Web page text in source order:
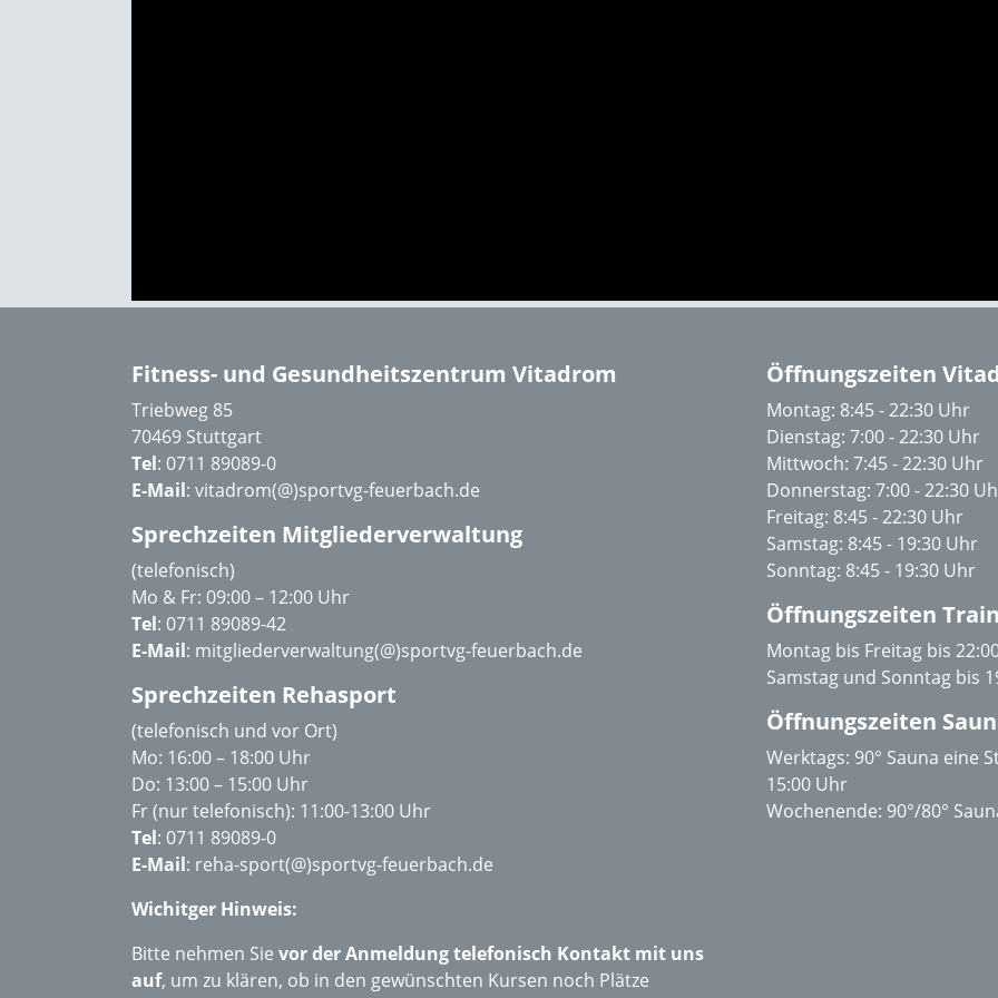
Fitness- und Gesundheitszentrum Vitadrom
Triebweg 85
70469 Stuttgart
Tel: 0711 89089-0
E-Mail: vitadrom(@)sportvg-feuerbach.de
Sprechzeiten Mitgliederverwaltung
(telefonisch)
Mo & Fr: 09:00 – 12:00 Uhr
Tel: 0711 89089-42
E-Mail: mitgliederverwaltung(@)sportvg-feuerbach.de
Sprechzeiten Rehasport
(telefonisch und vor Ort)
Mo: 16:00 – 18:00 Uhr
Do: 13:00 – 15:00 Uhr
Fr (nur telefonisch): 11:00-13:00 Uhr
Tel: 0711 89089-0
E-Mail: reha-sport(@)sportvg-feuerbach.de
Wichitger Hinweis:
Bitte nehmen Sie vor der Anmeldung telefonisch Kontakt mit uns
auf, um zu klären, ob in den gewünschten Kursen noch Plätze
Öffnungszeiten
Montag: 8:45 - 22:30 Uhr
Dienstag: 7:00 - 22:30 Uhr
Mittwoch: 7:45 - 22:30 Uhr
Donnerstag: 7:00 - 22:30
Freitag: 8:45 - 22:30 Uhr
Samstag: 8:45 - 19:30 Uhr
Sonntag: 8:45 - 19:30 Uhr
Öffnungszeiten
Montag bis Freitag bis
Samstag und Sonntag bis
Öffnungszeiten
Werktags: 90° Sauna eine
15:00 Uhr
Wochenende: 90°/80°